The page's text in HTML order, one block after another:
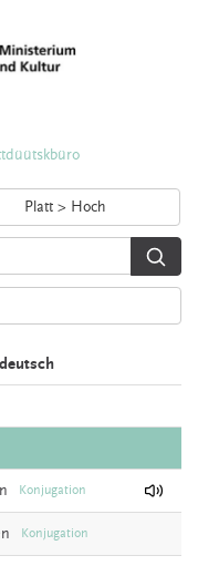
Platt > Hoch
Konjugation
Konjugation